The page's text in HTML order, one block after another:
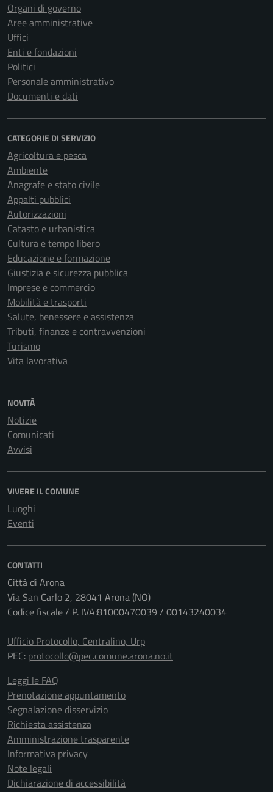
Organi di governo
Aree amministrative
Uffici
Enti e fondazioni
Politici
Personale amministrativo
Documenti e dati
CATEGORIE DI SERVIZIO
Agricoltura e pesca
Ambiente
Anagrafe e stato civile
Appalti pubblici
Autorizzazioni
Catasto e urbanistica
Cultura e tempo libero
Educazione e formazione
Giustizia e sicurezza pubblica
Imprese e commercio
Mobilità e trasporti
Salute, benessere e assistenza
Tributi, finanze e contravvenzioni
Turismo
Vita lavorativa
NOVITÀ
Notizie
Comunicati
Avvisi
VIVERE IL COMUNE
Luoghi
Eventi
CONTATTI
Città di Arona
Via San Carlo 2, 28041 Arona (NO)
Codice fiscale / P. IVA:81000470039 / 00143240034
Ufficio Protocollo, Centralino, Urp
PEC: protocollo@pec.comune.arona.no.it
Leggi le FAQ
Prenotazione appuntamento
Segnalazione disservizio
Richiesta assistenza
Amministrazione trasparente
Informativa privacy
Note legali
Dichiarazione di accessibilità